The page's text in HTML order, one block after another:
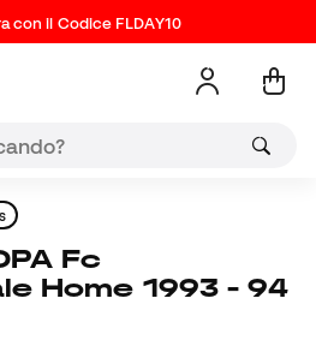
con il Codice FLDAY10
Home 1993 - 94